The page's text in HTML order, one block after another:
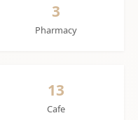
3
Pharmacy
13
Cafe